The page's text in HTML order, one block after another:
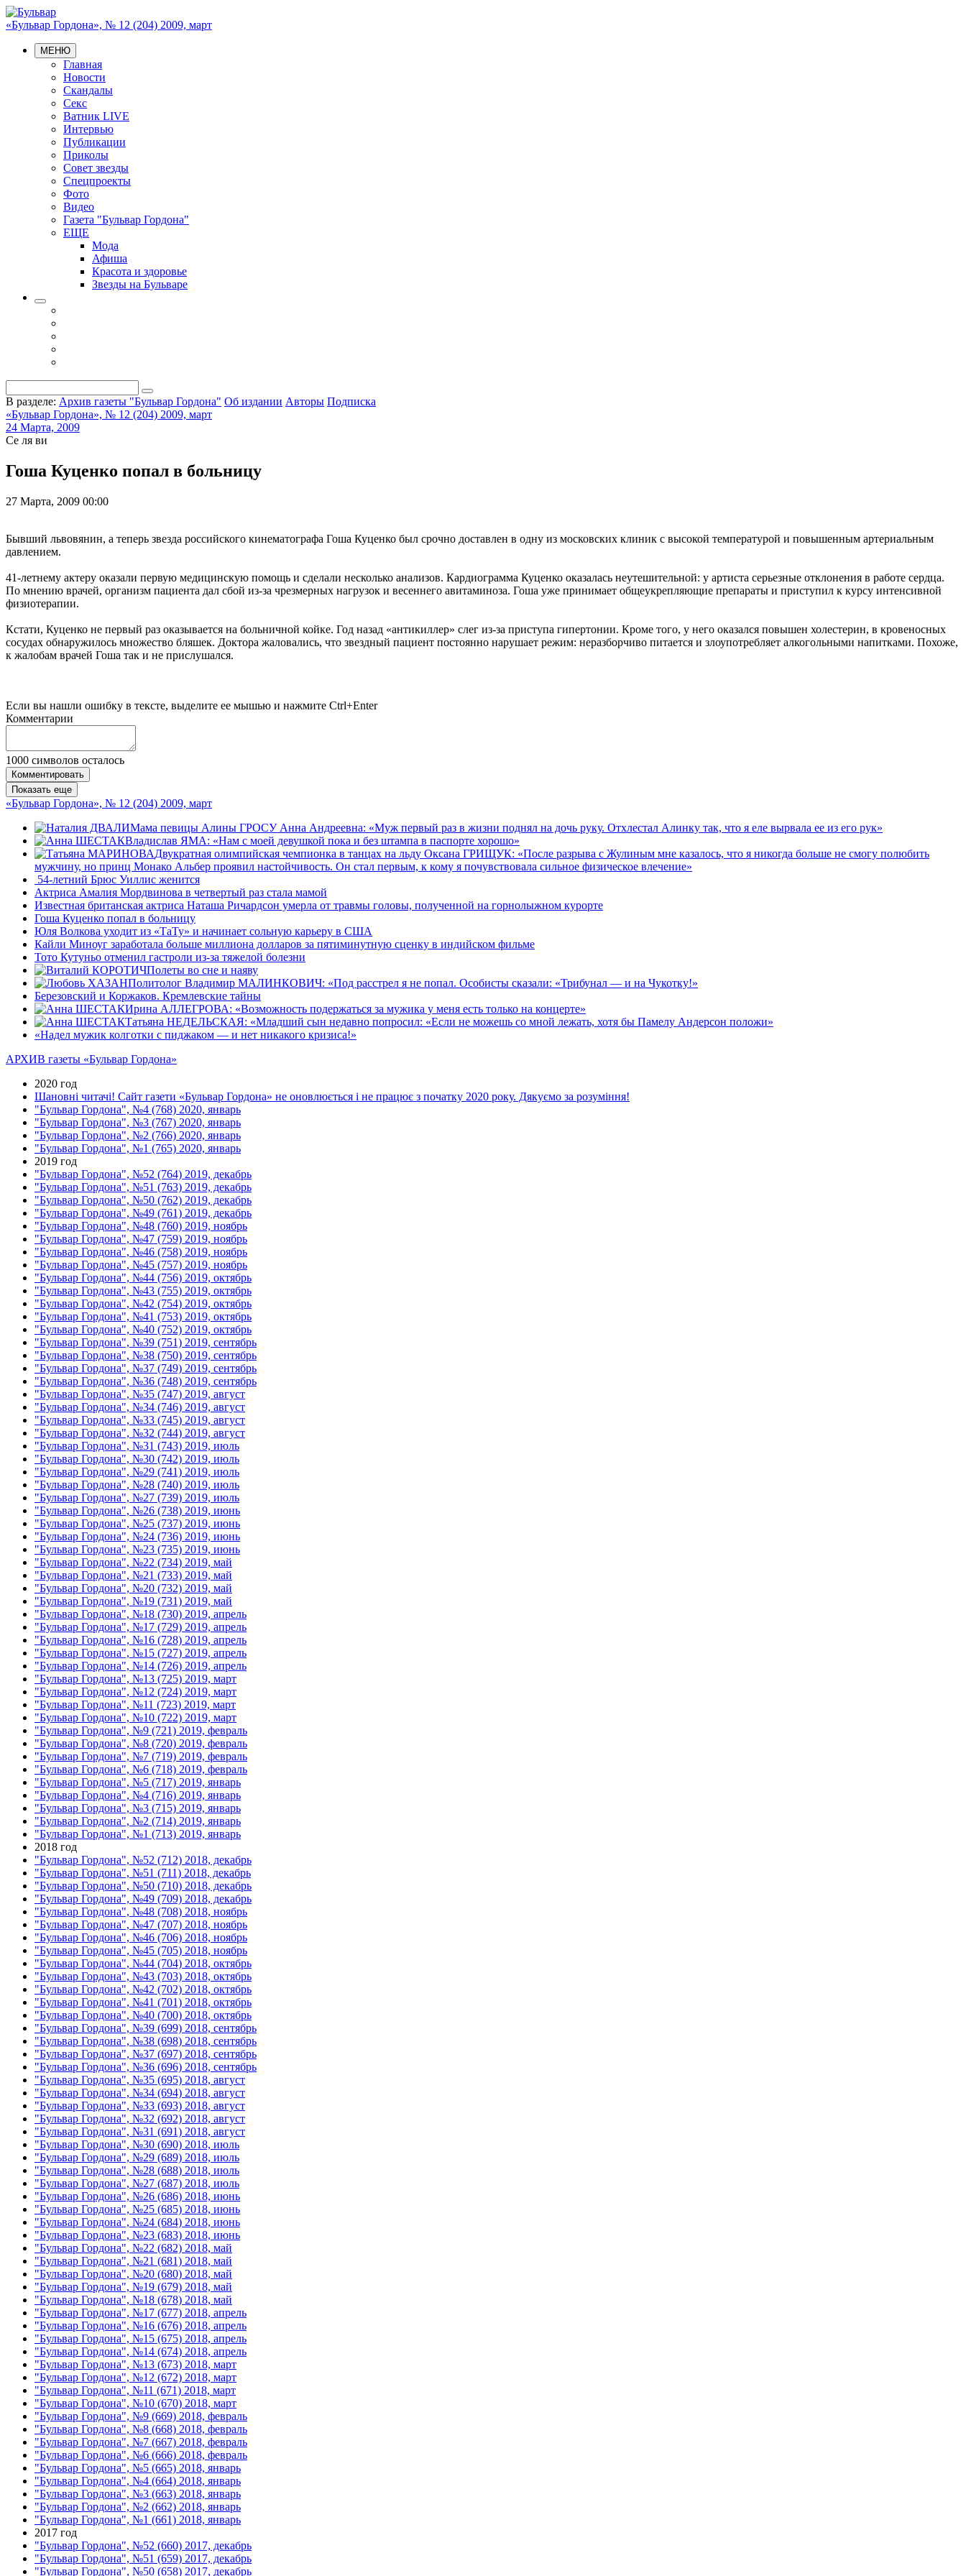
«Бульвар Гордона», № 12 (204) 2009, март
МЕНЮ
Главная
Новости
Скандалы
Секс
Ватник LIVE
Интервью
Публикации
Приколы
Совет звезды
Спецпроекты
Фото
Видео
Газета "Бульвар Гордона"
ЕЩЕ
Мода
Афиша
Красота и здоровье
Звезды на Бульваре
В разделе: Архив газеты "Бульвар Гордона" Об издании Авторы Подписка
«Бульвар Гордона», № 12 (204) 2009, март
24 Марта, 2009
Се ля ви
Гоша Куценко попал в больницу
27 Марта, 2009 00:00
Бывший львовянин, а теперь звезда российского кинематографа Гоша Куценко был срочно доставлен в одну из московских клиник с высокой температурой и повышенным артериальным
давлением.
41-летнему актеру оказали первую медицинскую помощь и сделали несколько анализов. Кардиограмма Куценко оказалась неутешительной: у артиста серьезные отклонения в работе сердца.
По мнению врачей, организм пациента дал сбой из-за чрезмерных нагрузок и весеннего авитаминоза. Гоша уже принимает общеукрепляющие препараты и приступил к курсу интенсивной
физиотерапии.
Кстати, Куценко не первый раз оказывается на больничной койке. Год назад «антикиллер» слег из-за приступа гипертонии. Кроме того, у него оказался повышен холестерин, в кровеносных
сосудах обнаружилось множество бляшек. Доктора жаловались, что звездный пациент постоянно нарушает режим: неразборчиво питается и злоупотребляет алкогольными напитками. Похоже,
к жалобам врачей Гоша так и не прислушался.
Если вы нашли ошибку в тексте, выделите ее мышью и нажмите Ctrl+Enter
Комментарии
1000 символов осталось
Комментировать
Показать еще
«Бульвар Гордона», № 12 (204) 2009, март
Мама певицы Алины ГРОСУ Анна Андреевна: «Муж первый раз в жизни поднял на дочь руку. Отхлестал Алинку так, что я еле вырвала ее из его рук»
Владислав ЯМА: «Нам с моей девушкой пока и без штампа в паспорте хорошо»
Двукратная олимпийская чемпионка в танцах на льду Оксана ГРИЩУК: «После разрыва с Жулиным мне казалось, что я никогда больше не смогу полюбить
мужчину, но принц Монако Альбер проявил настойчивость. Он стал первым, к кому я почувствовала сильное физическое влечение»
54-летний Брюс Уиллис женится
Актриса Амалия Мордвинова в четвертый раз стала мамой
Известная британская актриса Наташа Ричардсон умерла от травмы головы, полученной на горнолыжном курорте
Гоша Куценко попал в больницу
Юля Волкова уходит из «ТаТу» и начинает сольную карьеру в США
Кайли Миноуг заработала больше миллиона долларов за пятиминутную сценку в индийском фильме
Тото Кутуньо отменил гастроли из-за тяжелой болезни
Полеты во сне и наяву
Политолог Владимир МАЛИНКОВИЧ: «Под расстрел я не попал. Особисты сказали: «Трибунал — и на Чукотку!»
Березовский и Коржаков. Кремлевские тайны
Ирина АЛЛЕГРОВА: «Возможность подержаться за мужика у меня есть только на концерте»
Татьяна НЕДЕЛЬСКАЯ: «Младший сын недавно попросил: «Если не можешь со мной лежать, хотя бы Памелу Андерсон положи»
«Надел мужик колготки с пиджаком — и нет никакого кризиса!»
АРХИВ газеты «Бульвар Гордона»
2020 год
Шановні читачі! Сайт газети «Бульвар Гордона» не оновлюється і не працює з початку 2020 року. Дякуємо за розуміння!
"Бульвар Гордона", №4 (768) 2020, январь
"Бульвар Гордона", №3 (767) 2020, январь
"Бульвар Гордона", №2 (766) 2020, январь
"Бульвар Гордона", №1 (765) 2020, январь
2019 год
"Бульвар Гордона", №52 (764) 2019, декабрь
"Бульвар Гордона", №51 (763) 2019, декабрь
"Бульвар Гордона", №50 (762) 2019, декабрь
"Бульвар Гордона", №49 (761) 2019, декабрь
"Бульвар Гордона", №48 (760) 2019, ноябрь
"Бульвар Гордона", №47 (759) 2019, ноябрь
"Бульвар Гордона", №46 (758) 2019, ноябрь
"Бульвар Гордона", №45 (757) 2019, ноябрь
"Бульвар Гордона", №44 (756) 2019, октябрь
"Бульвар Гордона", №43 (755) 2019, октябрь
"Бульвар Гордона", №42 (754) 2019, октябрь
"Бульвар Гордона", №41 (753) 2019, октябрь
"Бульвар Гордона", №40 (752) 2019, октябрь
"Бульвар Гордона", №39 (751) 2019, сентябрь
"Бульвар Гордона", №38 (750) 2019, сентябрь
"Бульвар Гордона", №37 (749) 2019, сентябрь
"Бульвар Гордона", №36 (748) 2019, сентябрь
"Бульвар Гордона", №35 (747) 2019, август
"Бульвар Гордона", №34 (746) 2019, август
"Бульвар Гордона", №33 (745) 2019, август
"Бульвар Гордона", №32 (744) 2019, август
"Бульвар Гордона", №31 (743) 2019, июль
"Бульвар Гордона", №30 (742) 2019, июль
"Бульвар Гордона", №29 (741) 2019, июль
"Бульвар Гордона", №28 (740) 2019, июль
"Бульвар Гордона", №27 (739) 2019, июль
"Бульвар Гордона", №26 (738) 2019, июнь
"Бульвар Гордона", №25 (737) 2019, июнь
"Бульвар Гордона", №24 (736) 2019, июнь
"Бульвар Гордона", №23 (735) 2019, июнь
"Бульвар Гордона", №22 (734) 2019, май
"Бульвар Гордона", №21 (733) 2019, май
"Бульвар Гордона", №20 (732) 2019, май
"Бульвар Гордона", №19 (731) 2019, май
"Бульвар Гордона", №18 (730) 2019, апрель
"Бульвар Гордона", №17 (729) 2019, апрель
"Бульвар Гордона", №16 (728) 2019, апрель
"Бульвар Гордона", №15 (727) 2019, апрель
"Бульвар Гордона", №14 (726) 2019, апрель
"Бульвар Гордона", №13 (725) 2019, март
"Бульвар Гордона", №12 (724) 2019, март
"Бульвар Гордона", №11 (723) 2019, март
"Бульвар Гордона", №10 (722) 2019, март
"Бульвар Гордона", №9 (721) 2019, февраль
"Бульвар Гордона", №8 (720) 2019, февраль
"Бульвар Гордона", №7 (719) 2019, февраль
"Бульвар Гордона", №6 (718) 2019, февраль
"Бульвар Гордона", №5 (717) 2019, январь
"Бульвар Гордона", №4 (716) 2019, январь
"Бульвар Гордона", №3 (715) 2019, январь
"Бульвар Гордона", №2 (714) 2019, январь
"Бульвар Гордона", №1 (713) 2019, январь
2018 год
"Бульвар Гордона", №52 (712) 2018, декабрь
"Бульвар Гордона", №51 (711) 2018, декабрь
"Бульвар Гордона", №50 (710) 2018, декабрь
"Бульвар Гордона", №49 (709) 2018, декабрь
"Бульвар Гордона", №48 (708) 2018, ноябрь
"Бульвар Гордона", №47 (707) 2018, ноябрь
"Бульвар Гордона", №46 (706) 2018, ноябрь
"Бульвар Гордона", №45 (705) 2018, ноябрь
"Бульвар Гордона", №44 (704) 2018, октябрь
"Бульвар Гордона", №43 (703) 2018, октябрь
"Бульвар Гордона", №42 (702) 2018, октябрь
"Бульвар Гордона", №41 (701) 2018, октябрь
"Бульвар Гордона", №40 (700) 2018, октябрь
"Бульвар Гордона", №39 (699) 2018, сентябрь
"Бульвар Гордона", №38 (698) 2018, сентябрь
"Бульвар Гордона", №37 (697) 2018, сентябрь
"Бульвар Гордона", №36 (696) 2018, сентябрь
"Бульвар Гордона", №35 (695) 2018, август
"Бульвар Гордона", №34 (694) 2018, август
"Бульвар Гордона", №33 (693) 2018, август
"Бульвар Гордона", №32 (692) 2018, август
"Бульвар Гордона", №31 (691) 2018, август
"Бульвар Гордона", №30 (690) 2018, июль
"Бульвар Гордона", №29 (689) 2018, июль
"Бульвар Гордона", №28 (688) 2018, июль
"Бульвар Гордона", №27 (687) 2018, июль
"Бульвар Гордона", №26 (686) 2018, июнь
"Бульвар Гордона", №25 (685) 2018, июнь
"Бульвар Гордона", №24 (684) 2018, июнь
"Бульвар Гордона", №23 (683) 2018, июнь
"Бульвар Гордона", №22 (682) 2018, май
"Бульвар Гордона", №21 (681) 2018, май
"Бульвар Гордона", №20 (680) 2018, май
"Бульвар Гордона", №19 (679) 2018, май
"Бульвар Гордона", №18 (678) 2018, май
"Бульвар Гордона", №17 (677) 2018, апрель
"Бульвар Гордона", №16 (676) 2018, апрель
"Бульвар Гордона", №15 (675) 2018, апрель
"Бульвар Гордона", №14 (674) 2018, апрель
"Бульвар Гордона", №13 (673) 2018, март
"Бульвар Гордона", №12 (672) 2018, март
"Бульвар Гордона", №11 (671) 2018, март
"Бульвар Гордона", №10 (670) 2018, март
"Бульвар Гордона", №9 (669) 2018, февраль
"Бульвар Гордона", №8 (668) 2018, февраль
"Бульвар Гордона", №7 (667) 2018, февраль
"Бульвар Гордона", №6 (666) 2018, февраль
"Бульвар Гордона", №5 (665) 2018, январь
"Бульвар Гордона", №4 (664) 2018, январь
"Бульвар Гордона", №3 (663) 2018, январь
"Бульвар Гордона", №2 (662) 2018, январь
"Бульвар Гордона", №1 (661) 2018, январь
2017 год
"Бульвар Гордона", №52 (660) 2017, декабрь
"Бульвар Гордона", №51 (659) 2017, декабрь
"Бульвар Гордона", №50 (658) 2017, декабрь